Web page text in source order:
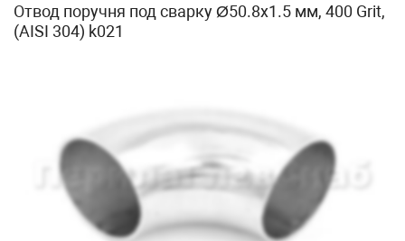
Отвод поручня под сварку Ø50.8х1.5 мм, 400 Grit,
(AISI 304) k021